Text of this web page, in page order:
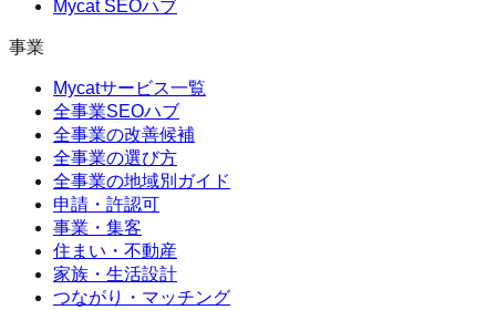
Mycat SEOハブ
事業
Mycatサービス一覧
全事業SEOハブ
全事業の改善候補
全事業の選び方
全事業の地域別ガイド
申請・許認可
事業・集客
住まい・不動産
家族・生活設計
つながり・マッチング